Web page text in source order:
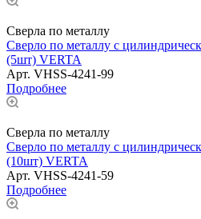
Сверла по металлу
Сверло по металлу с
(5шт) VERTA
Арт. VHSS-4241-99
Подробнее
Сверла по металлу
Сверло по металлу с
(10шт) VERTA
Арт. VHSS-4241-59
Подробнее